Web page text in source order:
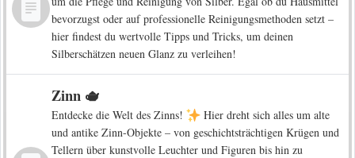
bevorzugst oder auf professionelle Reinigungsmethoden setzt –
hier findest du wertvolle Tipps und Tricks, um deinen
Silberschätzen neuen Glanz zu verleihen!
Zinn 🫖
Entdecke die Welt des Zinns!
Hier dreht sich alles um alte
und antike Zinn-Objekte – von geschichtsträchtigen Krügen und
Tellern über kunstvolle Leuchter und Figuren bis hin zu